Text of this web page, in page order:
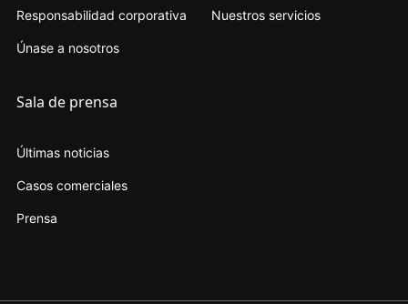
Responsabilidad corporativa
Únase a nosotros
Nuestros servicios
Sala de prensa
Últimas noticias
Casos comerciales
Prensa